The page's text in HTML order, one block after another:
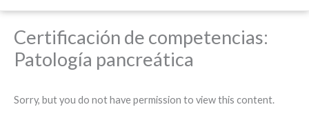
Certificación de competencias:
Patología pancreática
Sorry, but you do not have permission to view this content.